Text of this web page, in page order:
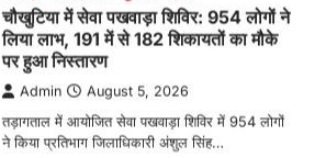
चौखुटिया में सेवा पखवाड़ा शिविर: 954 लोगों ने
लिया लाभ, 191 में से 182 शिकायतों का मौके
पर हुआ निस्तारण
Admin August 5, 2026
तड़ागताल में आयोजित सेवा पखवाड़ा शिविर में 954 लोगों
ने किया प्रतिभाग जिलाधिकारी अंशुल सिंह…